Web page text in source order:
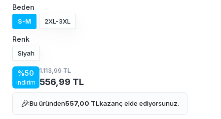
Beden
S-M 2XL-3XL
Renk
Siyah
%50
indirim
1.113,99 TL
556,99 TL
🎉Bu üründen557,00 TLkazanç elde ediyorsunuz.